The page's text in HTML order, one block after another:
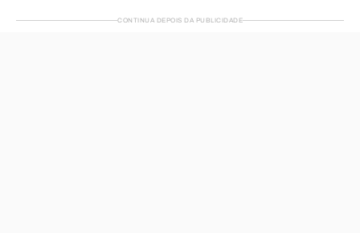
CONTINUA DEPOIS DA PUBLICIDADE